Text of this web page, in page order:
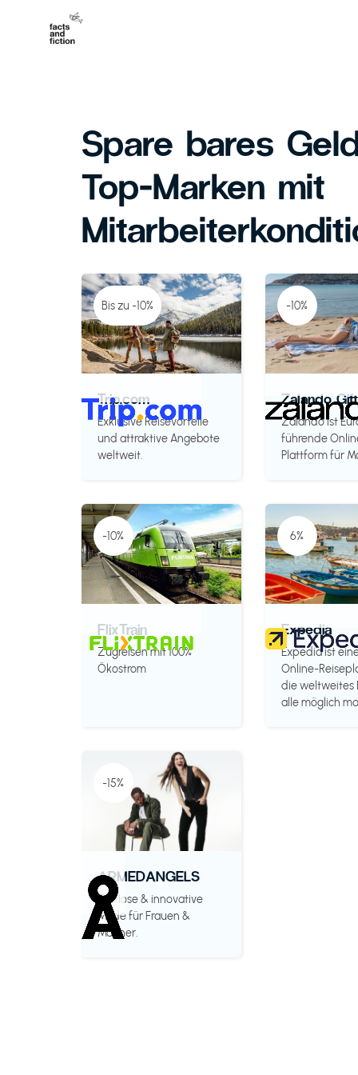
Spare bares
Top-Marken mit
Bis zu -10%
Trip.com
Exklusive Reisevorteile
und attraktive Angebote
weltweit.
-10%
Zalando
Zalando ist
führende
Plattform für
-10%
FlixTrain
Zugreisen mit 100%
Ökostrom
6%
Expedia
Expedia ist
Online-
die weltweites
alle möglich
-15%
ARMEDANGELS
Zeitlose & innovative
Mode für Frauen &
Männer.